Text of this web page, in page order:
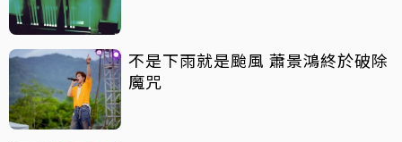
不是下雨就是颱風 蕭景鴻終於破除
魔咒